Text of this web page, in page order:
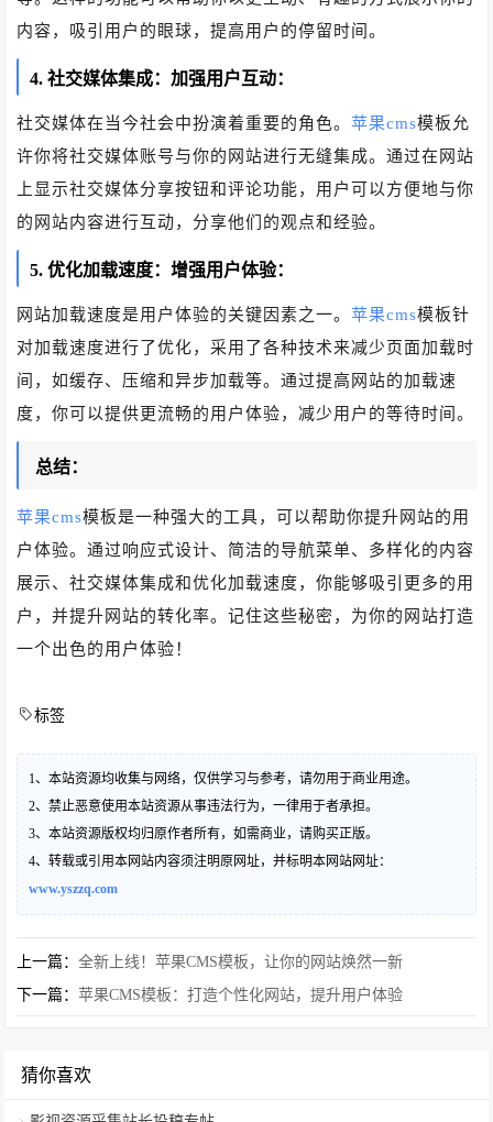
内容，吸引用户的眼球，提高用户的停留时间。
4. 社交媒体集成：加强用户互动：
社交媒体在当今社会中扮演着重要的角色。苹果cms模板允
许你将社交媒体账号与你的网站进行无缝集成。通过在网站
上显示社交媒体分享按钮和评论功能，用户可以方便地与你
的网站内容进行互动，分享他们的观点和经验。
5. 优化加载速度：增强用户体验：
网站加载速度是用户体验的关键因素之一。苹果cms模板针
对加载速度进行了优化，采用了各种技术来减少页面加载时
间，如缓存、压缩和异步加载等。通过提高网站的加载速
度，你可以提供更流畅的用户体验，减少用户的等待时间。
总结：
苹果cms模板是一种强大的工具，可以帮助你提升网站的用
户体验。通过响应式设计、简洁的导航菜单、多样化的内容
展示、社交媒体集成和优化加载速度，你能够吸引更多的用
户，并提升网站的转化率。记住这些秘密，为你的网站打造
一个出色的用户体验！
标签
1、本站资源均收集与网络，仅供学习与参考，请勿用于商业用途。
2、禁止恶意使用本站资源从事违法行为，一律用于者承担。
3、本站资源版权均归原作者所有，如需商业，请购买正版。
4、转载或引用本网站内容须注明原网址，并标明本网站网址：
www.yszzq.com
上一篇：全新上线！苹果CMS模板，让你的网站焕然一新
下一篇：苹果CMS模板：打造个性化网站，提升用户体验
猜你喜欢